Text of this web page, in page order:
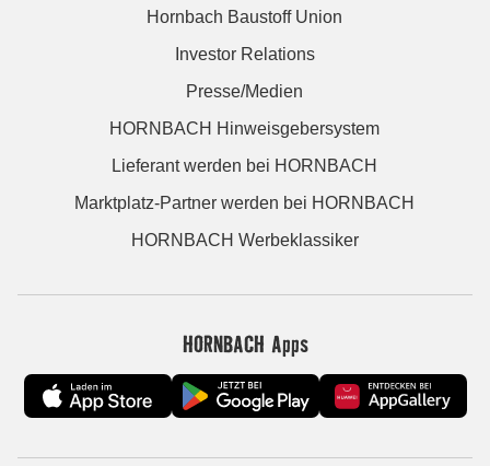
Hornbach Baustoff Union
Investor Relations
Presse/Medien
HORNBACH Hinweisgebersystem
Lieferant werden bei HORNBACH
Marktplatz-Partner werden bei HORNBACH
HORNBACH Werbeklassiker
HORNBACH Apps